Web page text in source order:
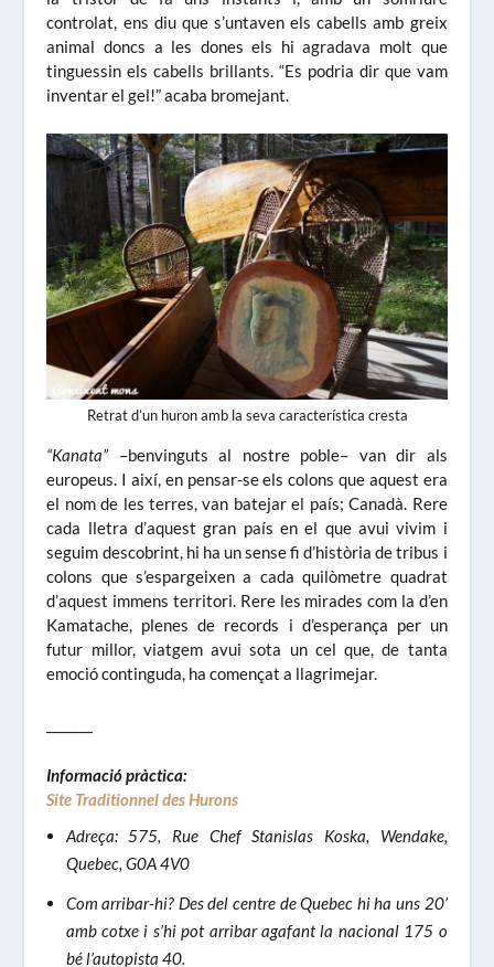
controlat, ens diu que s’untaven els cabells amb greix
animal doncs a les dones els hi agradava molt que
tinguessin els cabells brillants. “Es podria dir que vam
inventar el gel!” acaba bromejant.
Retrat d’un huron amb la seva característica cresta
“Kanata”–benvinguts al nostre poble– van dir als
europeus. I així, en pensar-se els colons que aquest era
el nom de les terres, van batejar el país; Canadà. Rere
cada lletra d’aquest gran país en el que avui vivim i
seguim descobrint, hi ha un sense fi d’història de tribus i
colons que s’espargeixen a cada quilòmetre quadrat
d’aquest immens territori. Rere les mirades com la d’en
Kamatache, plenes de records i d’esperança per un
futur millor, viatgem avui sota un cel que, de tanta
emoció continguda, ha començat a llagrimejar.
Informació pràctica:
Site Traditionnel des Hurons
Adreça: 575, Rue Chef Stanislas Koska, Wendake,
Quebec, G0A 4V0
Com arribar-hi? Des del centre de Quebec hi ha uns 20’
amb cotxe i s’hi pot arribar agafant la nacional 175 o
bé l’autopista 40.